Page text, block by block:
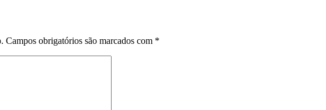
Campos obrigatórios são marcados com *